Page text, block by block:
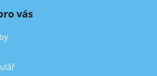
vás